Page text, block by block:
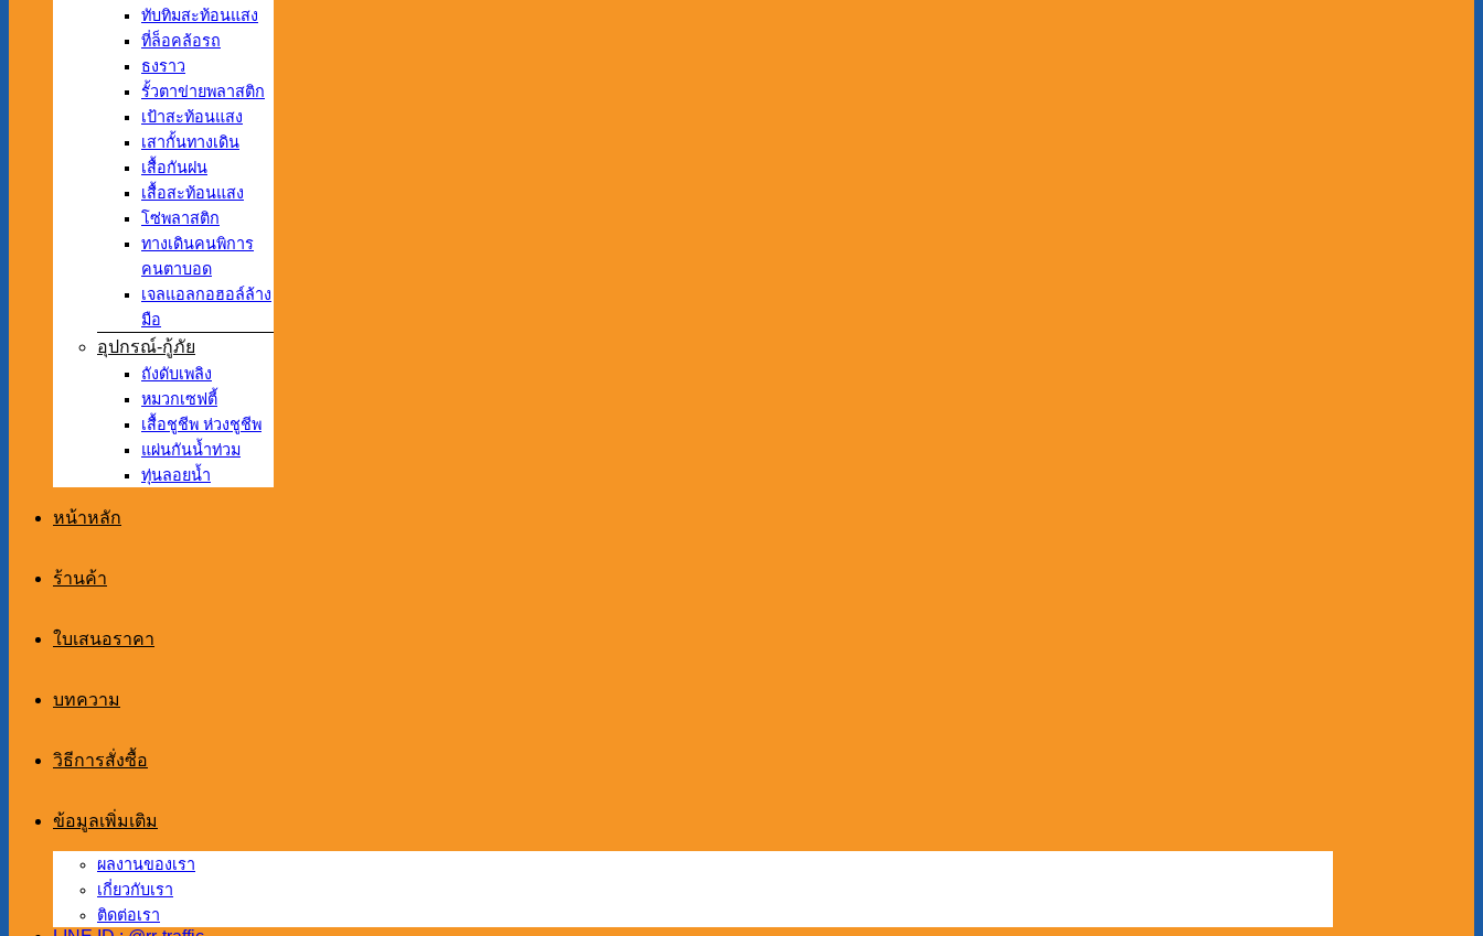
ทับทิมสะท้อนแสง
ที่ล็อคล้อรถ
ธงราว
รั้วตาข่ายพลาสติก
เป้าสะท้อนแสง
เสากั้นทางเดิน
เสื้อกันฝน
เสื้อสะท้อนแสง
โซ่พลาสติก
ทางเดินคนพิการ
คนตาบอด
เจลแอลกอฮอล์ล้าง
มือ
อุปกรณ์-กู้ภัย
ถังดับเพลิง
หมวกเซฟตี้
เสื้อชูชีพ ห่วงชูชีพ
แผ่นกันน้ำท่วม
ทุ่นลอยน้ำ
หน้าหลัก
ร้านค้า
ใบเสนอราคา
บทความ
วิธีการสั่งซื้อ
ข้อมูลเพิ่มเติม
ผลงานของเรา
เกี่ยวกับเรา
ติดต่อเรา